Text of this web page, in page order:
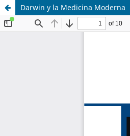
Darwin y la Medicina Moderna